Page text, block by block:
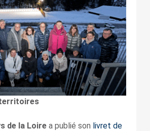
de la Loirea publié son livret de